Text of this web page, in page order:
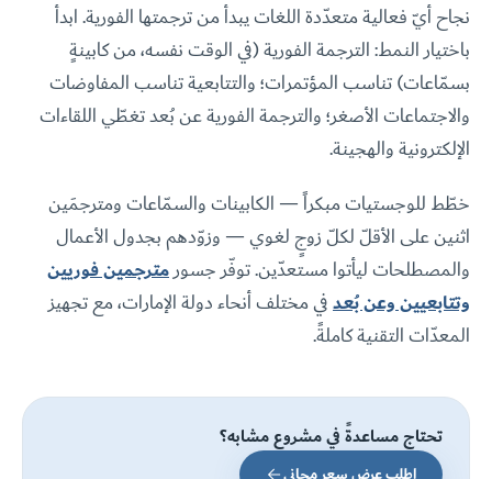
نجاح أيّ فعالية متعدّدة اللغات يبدأ من ترجمتها الفورية. ابدأ
باختيار النمط: الترجمة الفورية (في الوقت نفسه، من كابينةٍ
بسمّاعات) تناسب المؤتمرات؛ والتتابعية تناسب المفاوضات
والاجتماعات الأصغر؛ والترجمة الفورية عن بُعد تغطّي اللقاءات
الإلكترونية والهجينة.
خطّط للوجستيات مبكراً — الكابينات والسمّاعات ومترجمَين
اثنين على الأقلّ لكلّ زوجٍ لغوي — وزوّدهم بجدول الأعمال
والمصطلحات ليأتوا مستعدّين. توفّر جسورمترجمين فوريين
وتتابعيين وعن بُعدفي مختلف أنحاء دولة الإمارات، مع تجهيز
المعدّات التقنية كاملةً.
تحتاج مساعدةً في مشروعٍ مشابه؟